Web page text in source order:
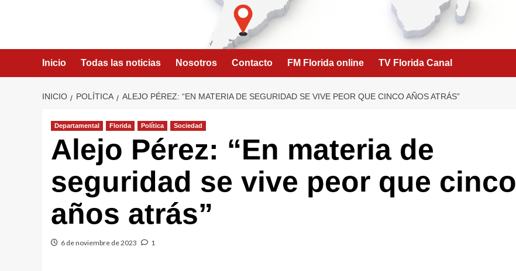
Inicio Todas las noticias Nosotros Contacto FM Florida online TV Florida Canal
INICIO POLÍTICA ALEJO PÉREZ: “EN MATERIA DE SEGURIDAD SE VIVE PEOR QUE CINCO AÑOS ATRÁS”
Departamental Florida Política Sociedad
Alejo Pérez: “En materia de
seguridad se vive peor que cinco
años atrás”
6 de noviembre de 2023 1